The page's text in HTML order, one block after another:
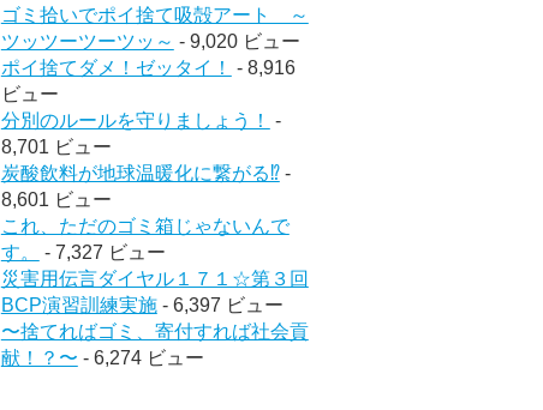
ゴミ拾いでポイ捨て吸殻アート ～
ツッツーツーツッ～ - 9,020 ビュー
ポイ捨てダメ！ゼッタイ！
- 8,916
ビュー
分別のルールを守りましょう！
-
8,701 ビュー
炭酸飲料が地球温暖化に繋がる⁉︎-
8,601 ビュー
これ、ただのゴミ箱じゃないんで
す。
- 7,327 ビュー
災害用伝言ダイヤル１７１☆第３回
BCP演習訓練実施- 6,397 ビュー
〜捨てればゴミ、寄付すれば社会貢
献！？〜 - 6,274 ビュー